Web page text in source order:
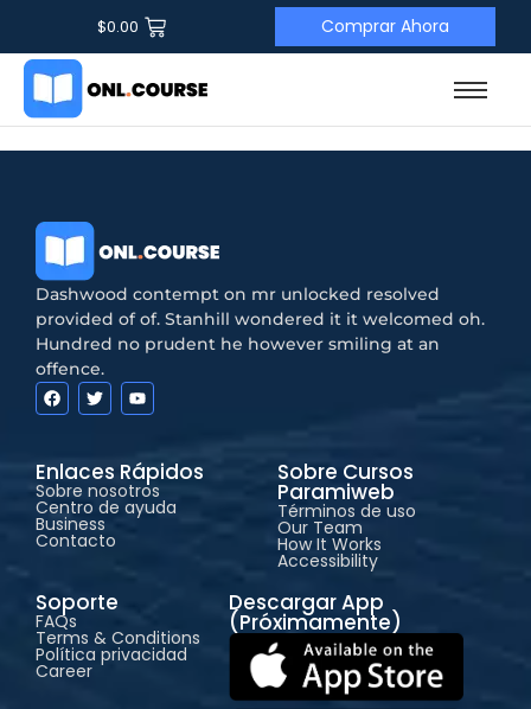
$0.00 Comprar Ahora
Dashwood contempt on mr unlocked resolved
provided of of. Stanhill wondered it it welcomed oh.
Hundred no prudent he however smiling at an
offence.
Enlaces Rápidos
Sobre nosotros
Centro de ayuda
Business
Contacto
Sobre Cursos
Paramiweb
Términos de uso
Our Team
How It Works
Accessibility
Soporte
FAQs
Terms & Conditions
Política privacidad
Career
Descargar App
(Próximamente)